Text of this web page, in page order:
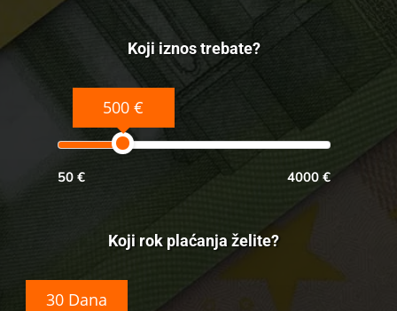
Koji iznos trebate?
500 €
50 € 4000 €
Koji rok plaćanja želite?
30 Dana